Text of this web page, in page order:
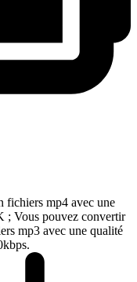
fichiers mp4 avec une
Vous pouvez convertir
mp3 avec une qualité